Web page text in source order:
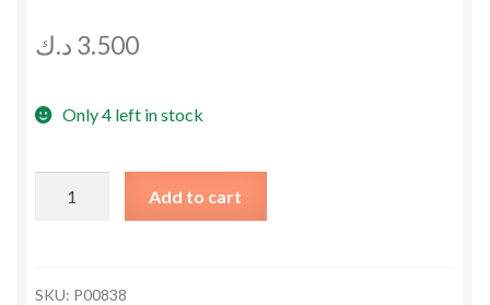
3.500 د.ك
Only 4 left in stock
صلصة
Add to cart
SKU: P00838